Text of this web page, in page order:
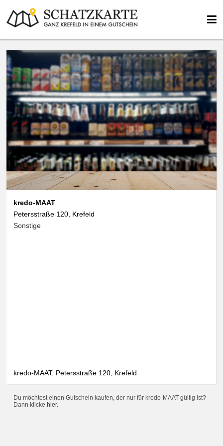
kredo-MAAT
Petersstraße 120, Krefeld
Sonstige
kredo-MAAT, Petersstraße 120, Krefeld
Du möchtest einen Gutschein kaufen, der nur für kredo-MAAT gültig ist?
Dann klicke hier.